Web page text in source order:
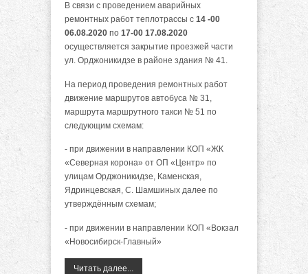
В связи с проведением аварийных
ремонтных работ теплотрассы с 14 -00
06.08.2020 по 17-00 17.08.2020
осуществляется закрытие проезжей части
ул. Орджоникидзе в районе здания № 41.
На период проведения ремонтных работ
движение маршрутов автобуса № 31,
маршрута маршрутного такси № 51 по
следующим схемам:
- при движении в направлении КОП «ЖК
«Северная корона» от ОП «Центр» по
улицам Орджоникидзе, Каменская,
Ядринцевская, С. Шамшиных далее по
утверждённым схемам;
- при движении в направлении КОП «Вокзал
«Новосибирск-Главный»
Читать далее...